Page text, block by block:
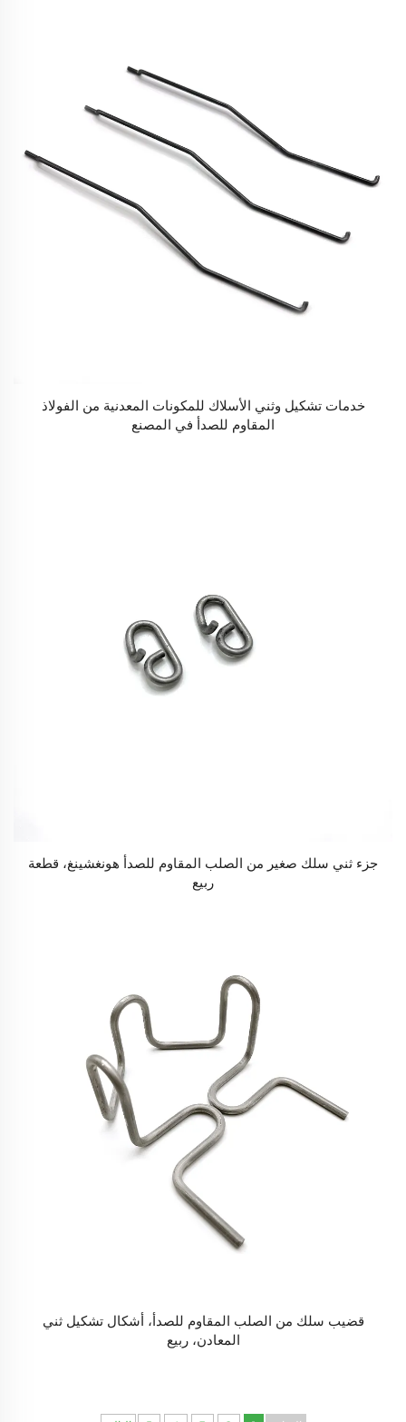
خدمات تشكيل وثني الأسلاك للمكونات المعدنية من الفولاذ
المقاوم للصدأ في المصنع
جزء ثني سلك صغير من الصلب المقاوم للصدأ هونغشينغ، قطعة
ربيع
قضيب سلك من الصلب المقاوم للصدأ، أشكال تشكيل ثني
المعادن، ربيع